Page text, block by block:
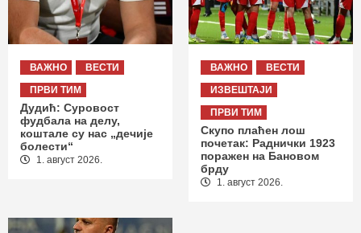
ВАЖНО
ВЕСТИ
ПРВИ ТИМ
Дудић: Суровост
фудбала на делу,
коштале су нас „дечије
болести“
1. август 2026.
ВАЖНО
ВЕСТИ
ИЗВЕШТАЈИ
ПРВИ ТИМ
Скупо плаћен лош
почетак: Раднички 1923
поражен на Бановом
брду
1. август 2026.